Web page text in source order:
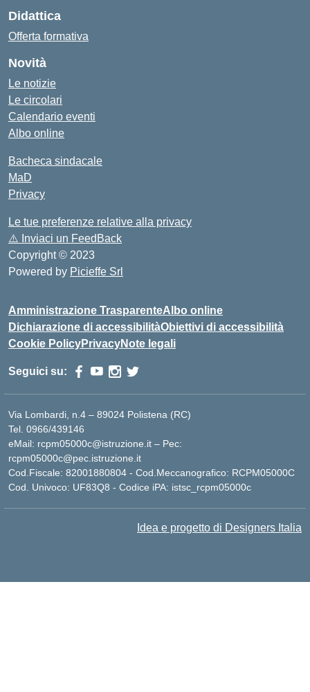
Didattica
Offerta formativa
Novità
Le notizie
Le circolari
Calendario eventi
Albo online
Bacheca sindacale
MaD
Privacy
Le tue preferenze relative alla privacy
⚠️ Inviaci un FeedBack
Copyright © 2023
Powered by Picieffe Srl
Amministrazione TrasparenteAlbo online
Dichiarazione di accessibilitàObiettivi di accessibilità
Cookie PolicyPrivacyNote legali
Seguici su:
Via Lombardi, n.4 – 89024 Polistena (RC)
Tel. 0966/439146
eMail: rcpm05000c@istruzione.it – Pec:
rcpm05000c@pec.istruzione.it
Cod.Fiscale: 82001880804 - Cod.Meccanografico: RCPM05000C
Cod. Univoco: UF83Q8 - Codice iPA: istsc_rcpm05000c
Idea e progetto di Designers Italia